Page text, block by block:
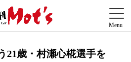
21歳・村瀬心椛選手を